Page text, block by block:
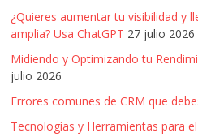
¿Quieres aumentar tu visibilidad y
amplia? Usa ChatGPT 27 julio 2026
Midiendo y Optimizando tu
julio 2026
Errores comunes de CRM que
Tecnologías y Herramientas para